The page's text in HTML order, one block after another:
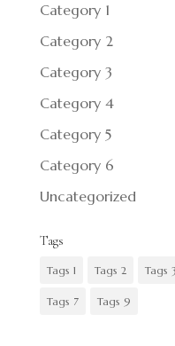
Category 1
Category 2
Category 3
Category 4
Category 5
Category 6
Uncategorized
Tags
Tags 1 Tags 2 Tags 3
Tags 7 Tags 9